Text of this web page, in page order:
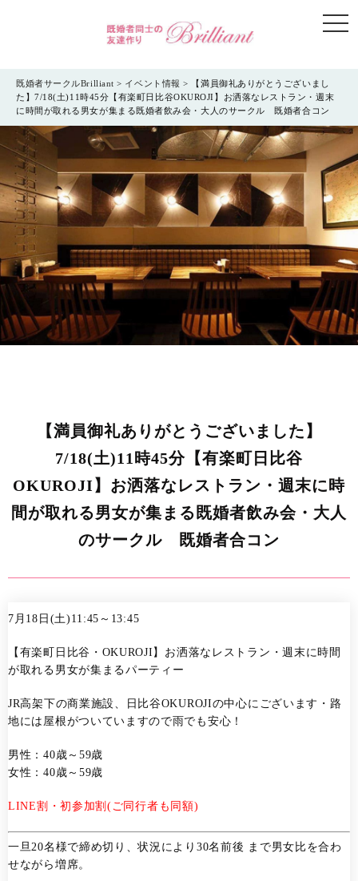
既婚者サークルBrilliant > イベント情報 >
【満員御礼ありがとうございまし
た】7/18(土)11時45分【有楽町日比谷OKUROJI】お洒落なレストラン・週末
に時間が取れる男女が集まる既婚者飲み会・大人のサークル 既婚者合コン
【満員御礼ありがとうございました】
7/18(土)11時45分【有楽町日比谷
OKUROJI】お洒落なレストラン・週末に時
間が取れる男女が集まる既婚者飲み会・大人
のサークル 既婚者合コン
7月18日(土)11:45～13:45
【有楽町日比谷・OKUROJI】お洒落なレストラン・週末に時間
が取れる男女が集まるパーティー
JR高架下の商業施設、日比谷OKUROJIの中心にございます・路
地には屋根がついていますので雨でも安心！
男性：40歳～59歳
女性：40歳～59歳
LINE割・初参加割(ご同行者も同額)
一旦20名様で締め切り、状況により30名前後 まで男女比を合わ
せながら増席。